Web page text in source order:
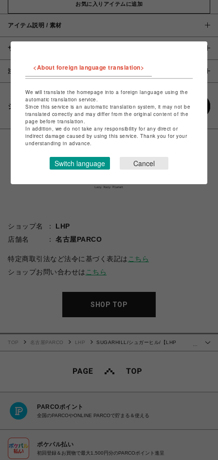
お気に入りアイテムに追加
アイテム説明 / 素材
サイズ
注意事項
シェアする
ショップ名
LHP
店舗名
名古屋PARCO
特定商取引法など法令に基づく表記は こちら
ショップお問い合わせは こちら
SHOP TOP
…
TOP 名古屋PARCO LHP
SUGARHILL/シュガーヒル/【LHP
PARCOポイント
全国のPARCOやONLINE PARCOで貯まる＆使える
ポケパル払い
初回登録＆お買物で最大1,500円分のPARCOポイント進呈
<About foreign language translation>
We will translate the homepage into a foreign language using the
automatic translation service.
Since this service is an automatic translation system, it may not be
translated correctly and may differ from the original content of the
page before translation.
In addition, we do not take any responsibility for any direct or
indirect damage caused by using this service. Thank you for your
understanding in advance.
Switch language Cancel